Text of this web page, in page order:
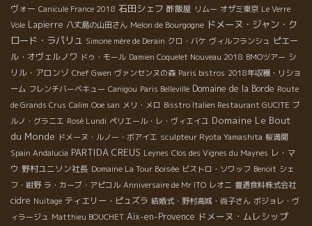
ヴォー Canicule France 2018 石田シェフ 酢飯屋 リムー オザミ東京 Le Verre
Vole Lapierre 八丈島の山田さん Melon de Bourgogne ドメーヌ・ジャン・ク
ロード・ラパリュ Simone mère de Derain クロ・バケ ヴィルフランシュ ピエー
ル・オヴェルノワ ドゥ・モール Damien Coquelet Nouveau 2018 BMOツアー シ
リル・アロンゾ Chef Gwen ヴァンセンヌの森 Paris bistros 2018年収穫・リショ
ーム フレンチバーベキュー Canigou Paris Belleville Domaine de la Borde Route
de Grands Crus Calim Ooe san メリ・メロ Bisstro Italien Restaurant GUCITE ブ
ルノ・グラニエ Rosé Lundi ペリエール・レ・ヴィエイユ Domaine Le Bout
du Monde ドメーヌ・ルノー・ボアイエ sculpteur Ryota Yamashita 桜満開
Spain Andalucia PARTIDA CREUS Leynes Clos des Vignes du Maynes レ・マ
ウ 野村ユニソン社長 Domaine La Tour Boisée ビストロ・ソワッフ Benoit シェ
フ・紺野 ラ・カーブ・アピコル Anniversaire de Mr ITO レオニ 豊通食料株式会社
cidre Nuitage ティエリー・ピュズラ 結婚式・野村高城・尚子さん ボジョレ・ヴ
ィラージュ Matthieu BOUCHET Aix-en-Provence ドメーヌ・ムレシップ